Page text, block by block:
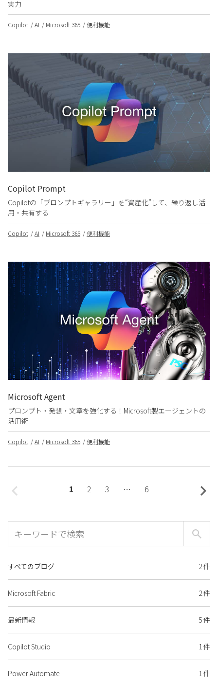
実力
Copilot AI Microsoft 365 便利機能
Copilot Prompt
Copilotの「プロンプトギャラリー」を“資産化”して、繰り返し活
用・共有する
Copilot AI Microsoft 365 便利機能
Microsoft Agent
プロンプト・発想・文章を強化する！Microsoft製エージェントの
活用術
Copilot AI Microsoft 365 便利機能
1 2 3 … 6
すべてのブログ 2 件
Microsoft Fabric 2 件
最新情報 5 件
Copilot Studio 1 件
Power Automate 1 件